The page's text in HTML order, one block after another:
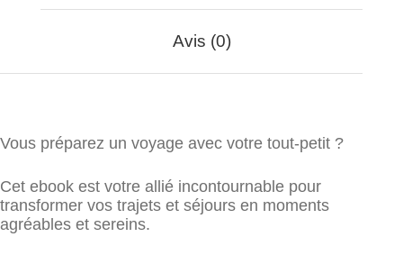
Avis (0)
Vous préparez un voyage avec votre tout-petit ?
Cet ebook est votre allié incontournable pour
transformer vos trajets et séjours en moments
agréables et sereins.